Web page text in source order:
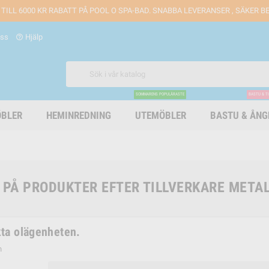
TILL 6000 KR RABATT PÅ POOL O SPA-BAD. SNABBA LEVERANSER , SÄKER
help_outline Hjälp
HEMINREDNING UTEMÖBLER
SOMMARENS POPULÄRASTE
BASTU &
BASTU &
PRODUKTER EFTER TILLVERKARE
olägenheten.